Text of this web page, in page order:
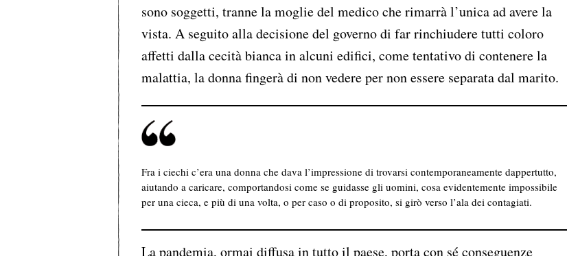
sono soggetti, tranne la moglie del medico che rimarrà l’unica ad avere la
vista. A seguito alla decisione del governo di far rinchiudere tutti coloro
affetti dalla cecità bianca in alcuni edifici, come tentativo di contenere la
malattia, la donna fingerà di non vedere per non essere separata dal marito.
Fra i ciechi c’era una donna che dava l’impressione di trovarsi contemporaneamente dappertutto,
aiutando a caricare, comportandosi come se guidasse gli uomini, cosa evidentemente impossibile
per una cieca, e più di una volta, o per caso o di proposito, si girò verso l’ala dei contagiati.
La pandemia, ormai diffusa in tutto il paese, porta con sé conseguenze